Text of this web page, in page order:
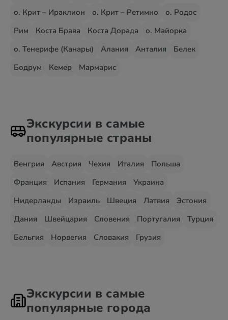
о. Крит – Ираклион
о. Крит – Ретимно
о. Родос
Рим
Коста Брава Коста Дорада
о. Майорка
о. Тенерифе (Канары)
Алания Анталия
Белек
Бодрум
Кемер Мармарис
Экскурсии в самые
популярные страны
Венгрия Австрия Чехия Италия
Польша
Франция
Испания Германия
Украина
Нидерланды
Израиль Швеция Латвия
Эстония
Дания
Швейцария Словения Португалия
Турция
Бельгия
Норвегия Словакия Грузия
Экскурсии в самые
популярные города